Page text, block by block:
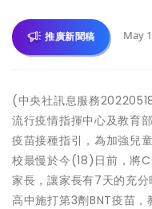
推廣新聞稿 May
(中央社訊息服務
流行疫情指揮中心及教育
疫苗接種指引，為加強兒
校最慢於今(18)日前，將
家長，讓家長有7天的充
高中施打第3劑BNT疫苗